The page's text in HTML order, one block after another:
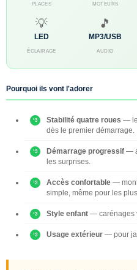
PLACES MOTEURS
💡
LED
ÉCLAIRAGE
🎵
MP3/USB
AUDIO
Pourquoi ils vont l'adorer
Stabilité quatre roues —
dès le premier démarrage.
Démarrage progressif —
les surprises.
Accès confortable —
simple, même pour les
Style enfant — carénages
Usage extérieur — pour